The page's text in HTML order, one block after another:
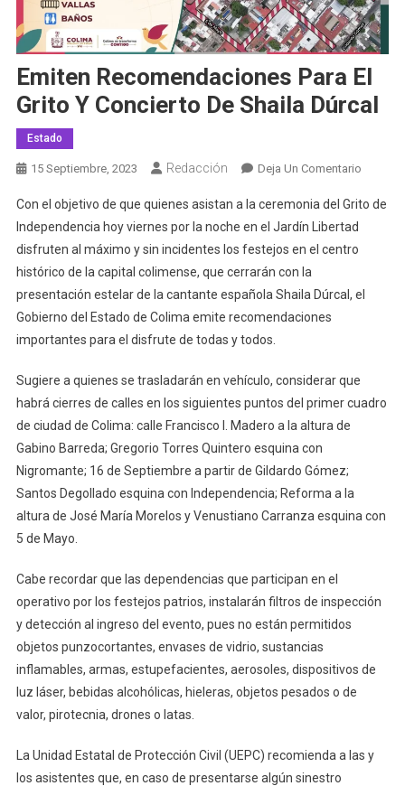
Emiten Recomendaciones Para El
Grito Y Concierto De Shaila Dúrcal
Estado
15 Septiembre, 2023 Redacción Deja Un ComentarioEn
Y
Con el objetivo de que quienes asistan a la ceremonia del Grito de
Independencia hoy viernes por la noche en el Jardín Libertad
disfruten al máximo y sin incidentes los festejos en el centro
histórico de la capital colimense, que cerrarán con la
presentación estelar de la cantante española Shaila Dúrcal, el
Gobierno del Estado de Colima emite recomendaciones
importantes para el disfrute de todas y todos.
Sugiere a quienes se trasladarán en vehículo, considerar que
habrá cierres de calles en los siguientes puntos del primer cuadro
de ciudad de Colima: calle Francisco I. Madero a la altura de
Gabino Barreda; Gregorio Torres Quintero esquina con
Nigromante; 16 de Septiembre a partir de Gildardo Gómez;
Santos Degollado esquina con Independencia; Reforma a la
altura de José María Morelos y Venustiano Carranza esquina con
5 de Mayo.
Cabe recordar que las dependencias que participan en el
operativo por los festejos patrios, instalarán filtros de inspección
y detección al ingreso del evento, pues no están permitidos
objetos punzocortantes, envases de vidrio, sustancias
inflamables, armas, estupefacientes, aerosoles, dispositivos de
luz láser, bebidas alcohólicas, hieleras, objetos pesados o de
valor, pirotecnia, drones o latas.
La Unidad Estatal de Protección Civil (UEPC) recomienda a las y
los asistentes que, en caso de presentarse algún sinestro